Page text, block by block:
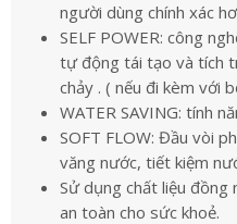
người dùng chính xác
SELF POWER: công
tự động tái tạo và tích
chảy . ( nếu đi kèm với
WATER SAVING: tính
SOFT FLOW: Đầu vòi
văng nước, tiết kiệm
Sử dụng chất liệu đồng
an toàn cho sức khoẻ.